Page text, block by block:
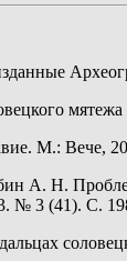
М.: Вече,
А. Н.
№ 3 (41). С.